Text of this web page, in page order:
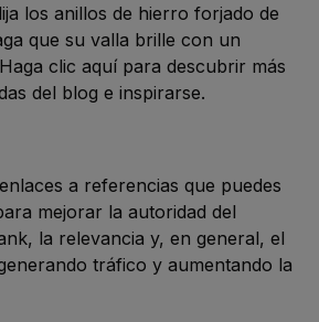
los anillos de hierro forjado de
que su valla brille con un
clic aquí para descubrir más
del blog e inspirarse.
a referencias que puedes
mejorar la autoridad del
la relevancia y, en general, el
tráfico y aumentando la